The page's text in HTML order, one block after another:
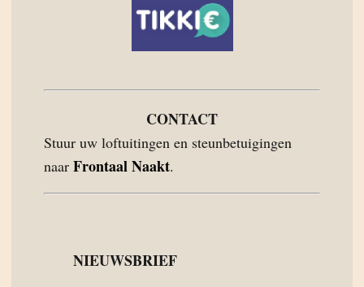
CONTACT
Stuur uw loftuitingen en steunbetuigingen
naar Frontaal Naakt.
NIEUWSBRIEF